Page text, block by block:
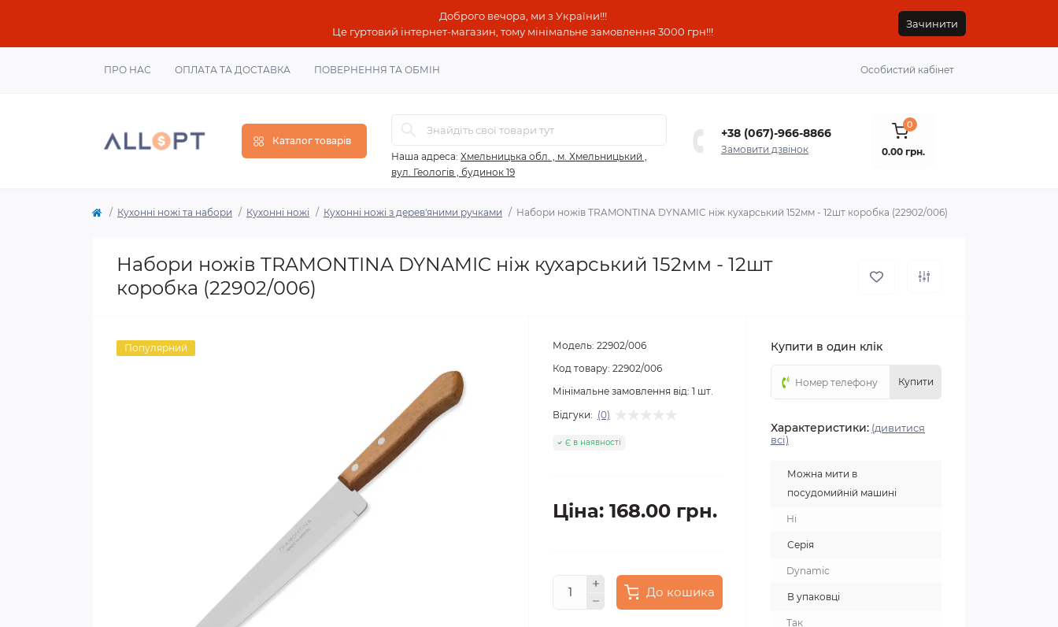
Доброго вечора, ми з України!!!
Це гуртовий інтернет-магазин, тому мінімальне замовлення 3000 грн!!!
Зачинити
ПРО НАС ОПЛАТА ТА ДОСТАВКА ПОВЕРНЕННЯ ТА ОБМІН Особистий кабінет
Каталог товарів
Наша адреса: Хмельницька обл. , м. Хмельницький ,
вул. Геологів , будинок 19
+38 (067)-966-8866
Замовити дзвінок
0
0.00 грн.
Кухонні ножі та набори Кухонні ножі Кухонні ножі з дерев'яними ручками Набори ножів TRAMONTINA DYNAMIC ніж кухарський 152мм - 12шт коробка (22902/006)
Набори ножів TRAMONTINA DYNAMIC ніж кухарський 152мм - 12шт
коробка (22902/006)
Популярний Модель: 22902/006
Код товару: 22902/006
Мінімальне замовлення від: 1 шт.
Відгуки: (0)
Є в наявності
Ціна: 168.00 грн.
До кошика
Купити в один клік
Купити
Характеристики: (дивитися
всі)
Можна мити в
посудомийній машині
Ні
Серія
Dynamic
В упаковці
Так